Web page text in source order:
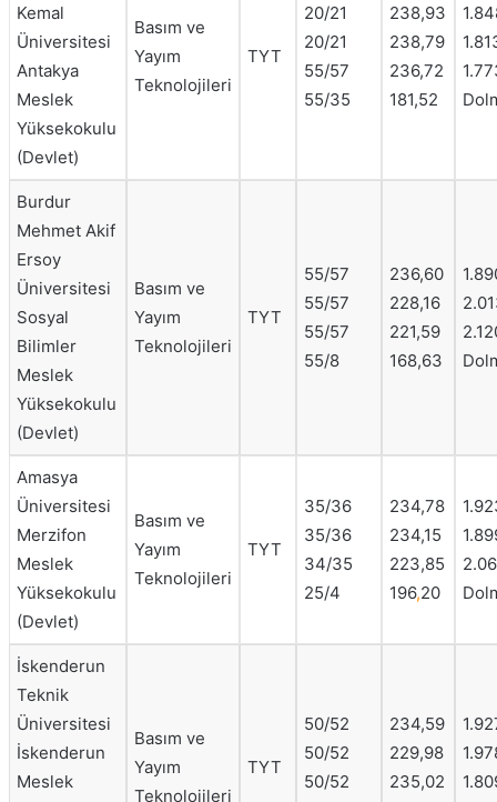
Kemal
Üniversitesi
Antakya
Meslek
Yüksekokulu
(Devlet)
Basım ve
Yayım
Teknolojileri
TYT
20/21
20/21
55/57
55/35
238,93
238,79
236,72
181,52
Burdur
Mehmet Akif
Ersoy
Üniversitesi
Sosyal
Bilimler
Meslek
Yüksekokulu
(Devlet)
Basım ve
Yayım
Teknolojileri
TYT
55/57
55/57
55/57
55/8
236,60
228,16
221,59
168,63
Amasya
Üniversitesi
Merzifon
Meslek
Yüksekokulu
(Devlet)
Basım ve
Yayım
Teknolojileri
TYT
35/36
35/36
34/35
25/4
234,78
234,15
223,85
196,20
İskenderun
Teknik
Üniversitesi
İskenderun
Meslek
Basım ve
Yayım
Teknolojileri
TYT
50/52
50/52
50/52
234,59
229,98
235,02